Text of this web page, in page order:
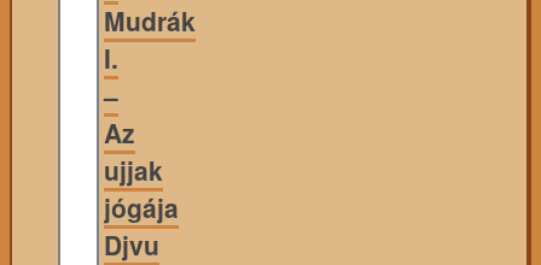
Mudrák
I.
–
Az
ujjak
jógája
Djvu